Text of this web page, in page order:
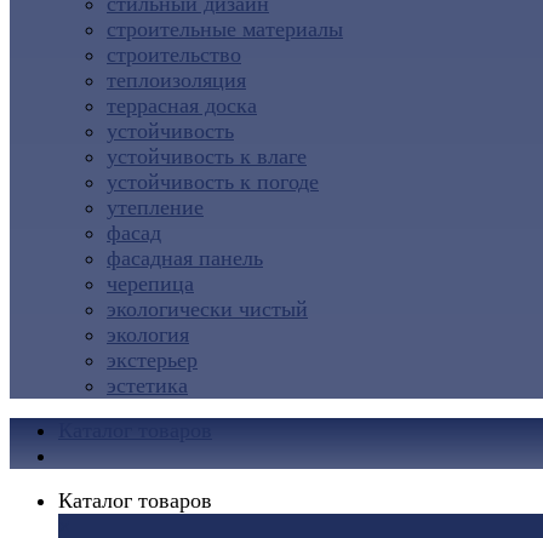
строительные материалы
строительство
теплоизоляция
террасная доска
устойчивость
устойчивость к влаге
устойчивость к погоде
утепление
фасад
фасадная панель
черепица
экологически чистый
экология
экстерьер
эстетика
Каталог товаров